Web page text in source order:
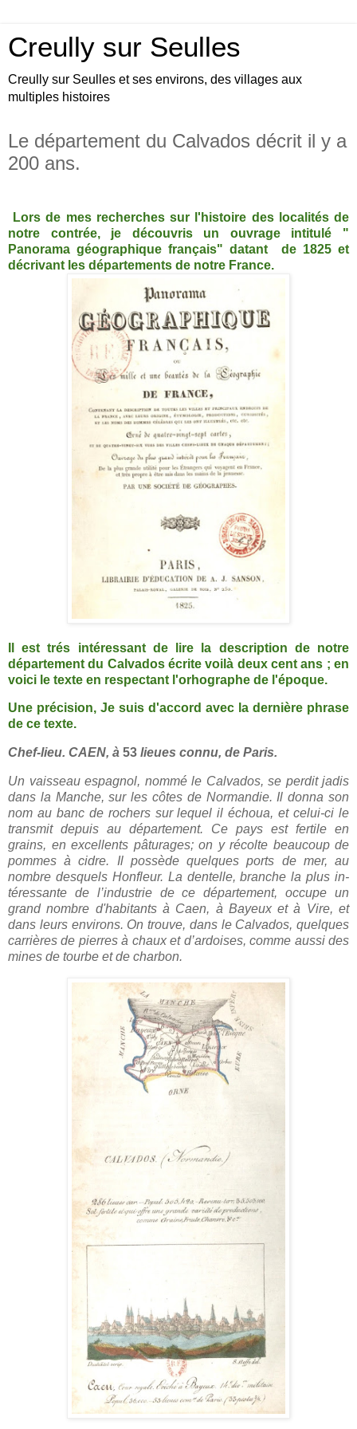
Creully sur Seulles
Creully sur Seulles et ses environs, des villages aux
multiples histoires
Le département du Calvados décrit il y a
200 ans.
Lors de mes recherches sur l'histoire des localités de
notre contrée, je découvris un ouvrage intitulé "
Panorama géographique français" datant de 1825 et
décrivant les départements de notre France.
Il est trés intéressant de lire la description de notre
département du Calvados écrite voilà deux cent ans ; en
voici le texte en respectant l'orhographe de l'époque.
Une précision, Je suis d'accord avec la dernière phrase
de ce texte.
Chef-lieu. CAEN, à 53 lieues connu, de Paris.
Un vaisseau espagnol, nommé le Calvados, se perdit jadis
dans la Manche, sur les côtes de Normandie. Il donna son
nom au banc de rochers sur lequel il échoua, et celui-ci le
transmit depuis au dépar­tement. Ce pays est fertile en
grains, en excellents pâturages; on y récolte beaucoup de
pommes à cidre. Il possède quelques ports de mer, au
nombre desquels Honfleur. La dentelle, branche la plus in­
téressante de l’industrie de ce département, occupe un
grand nombre d'habitants à Caen, à Bayeux et à Vire, et
dans leurs environs. On trouve, dans le Calvados, quelques
carrières de pierres à chaux et d’ardoises, comme aussi des
mines de tourbe et de charbon.